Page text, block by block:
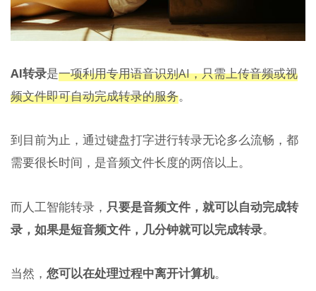
AI转录是一项利用专用语音识别AI，只需上传音频或视
频文件即可自动完成转录的服务。
到目前为止，通过键盘打字进行转录无论多么流畅，都
需要很长时间，是音频文件长度的两倍以上。
而人工智能转录， 只要是音频文件，就可以自动完成转
录，如果是短音频文件，几分钟就可以完成转录。
当然， 您可以在处理过程中离开计算机。